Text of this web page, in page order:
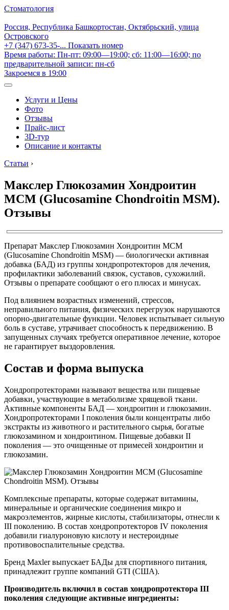
Стоматология
Россия, Республика Башкортостан, Октябрьский, улица
Островского
+7 (347) 673-35-... Показать номер
Время работы: Пн-пт: 09:00—19:00; сб: 11:00—16:00; по
предварительной записи: пн-сб
Закроемся в 19:00
Услуги и Цены
Фото
Отзывы
Прайс-лист
3D-тур
Описание и контакты
Статьи ›
Макслер Глюкозамин Хондроитин
МСМ (Glucosamine Chondroitin MSM).
Отзывы
Препарат Макслер Глюкозамин Хондроитин МСМ
(Glucosamine Chondroitin MSM) — биологически активная
добавка (БАД) из группы хондропротекторов для лечения,
профилактики заболеваний связок, суставов, сухожилий.
Отзывы о препарате сообщают о его плюсах и минусах.
Под влиянием возрастных изменений, стрессов,
неправильного питания, физических перегрузок нарушаются
опорно-двигательные функции. Человек испытывает сильную
боль в суставе, утрачивает способность к передвижению. В
запущенных случаях требуется оперативное лечение, которое
не гарантирует выздоровления.
Состав и форма выпуска
Хондропротекторами называют вещества или пищевые
добавки, участвующие в метаболизме хрящевой ткани.
Активные компоненты БАД — хондроитин и глюкозамин.
Хондропротекторами I поколения были концентраты либо
экстракты из животного и растительного сырья, богатые
глюкозамином и хондроитином. Пищевые добавки II
поколения — это очищенные от примесей хондроитин и
глюкозамин.
Комплексные препараты, которые содержат витамины,
минеральные и органические соединения микро и
макроэлементов, жирные кислоты, стабилизаторы, отнесли к
III поколению. В состав хондропротекторов IV поколения
добавили гиалуроновую кислоту и нестероидные
противовоспалительные средства.
Бренд Maxler выпускает БАДы для спортивного питания,
принадлежит группе компаний GTI (США).
Производитель включил в состав хондропротектора III
поколения следующие активные ингредиенты: